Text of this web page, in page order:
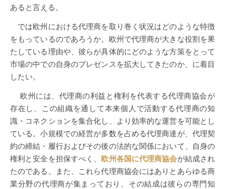
あると言える。
では欧州における代理商を取り巻く状況はどのような特徴
をもっているのであろうか。欧州で代理商が大きな役割を果
たしている理由や、彼らが具体的にどのような方策をとって
市場の中での自身のプレゼンスを拡大してきたのか、に着目
したい。
欧州には、代理商の利益と権利を代表する代理商協会が
存在し、この組織を通して本来個人で活動する代理商の知
識・コネクションを集合化し、より効率的な運営を可能とし
ている。小規模での経営が多数を占める代理商達が、代理契
約の締結・履行およびその後の法的な関係において、自身の
権利と安全を担保すべく、 欧州各国に代理商協会が結成され
たのである。また、これら代理商協会にはありとあらゆる商
業分野の代理商が集まっており、その結成は彼らの専門知